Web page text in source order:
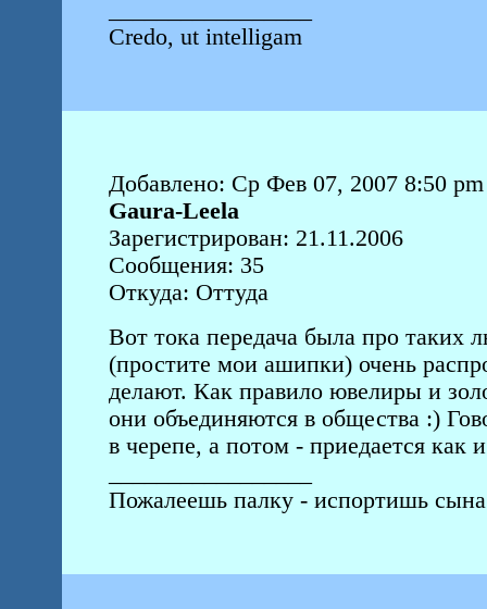
Credo, ut intelligam
Добавлено: Ср Фев 07, 2007 8:50 pm
Gaura-Leela
Зарегистрирован: 21.11.2006
Сообщения: 35
Откуда: Оттуда
Вот тока передача была про таких
(простите мои ашипки) очень
делают. Как правило ювелиры и
они объединяются в общества :)
в черепе, а потом - приедается как
Пожалеешь палку - испортишь